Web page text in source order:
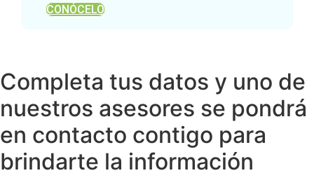
CONÓCELO
Completa tus datos y uno de
nuestros asesores se pondrá
en contacto contigo para
brindarte la información